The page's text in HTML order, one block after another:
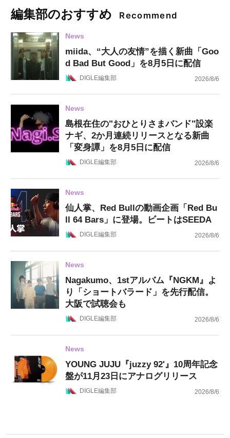
編集部のおすすめ Recommend
News
miida、“大人の友情”を描く新曲「Goo
d Bad But Good」を8月5日に配信
DIGLE編集部 2026/8/6
News
島根在住の"おひとりさまバンド"設楽
ナギ、2か月連続リリースとなる新曲
「変身譚」を8月5日に配信
DIGLE編集部 2026/8/6
News
仙人掌、Red Bullの動画企画「Red Bu
ll 64 Bars」に登場。ビートはSEEDA
DIGLE編集部 2026/8/6
News
Nagakumo、1stアルバム『NGKM』よ
り「ショートバラード」を先行配信。
大阪で試聴会も
DIGLE編集部 2026/8/6
News
YOUNG JUJU『juzzy 92'』10周年記念
盤が11月23日にアナログリリース
DIGLE編集部 2026/8/6